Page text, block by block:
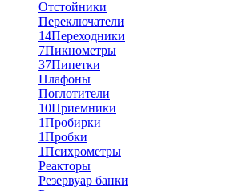
Отстойники
Переключатели
14Переходники
7Пикнометры
37Пипетки
Плафоны
Поглотители
10Приемники
1Пробирки
1Пробки
1Психрометры
Реакторы
Резервуар банки